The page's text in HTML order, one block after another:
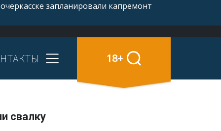
запланировали капремонт
18+
свалку